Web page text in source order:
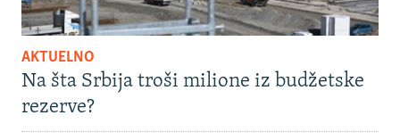
AKTUELNO
Na šta Srbija troši milione iz budžetske
rezerve?